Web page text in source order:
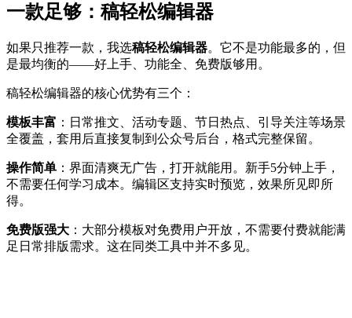
一款足够：稿轻松编辑器
如果只推荐一款，我选稿轻松编辑器。它不是功能最多的，但
是最均衡的——好上手、功能全、免费版够用。
稿轻松编辑器的核心优势有三个：
模板丰富 ：日常推文、活动专题、节日热点、引导关注等场景
全覆盖，套用后直接复制到公众号后台，格式完整保留。
操作简单 ：界面清爽无广告，打开就能用。新手5分钟上手，
不需要任何学习成本。编辑区支持实时预览，效果所见即所
得。
免费版强大 ：大部分模板对免费用户开放，不需要付费就能满
足日常排版需求。这在同类工具中并不多见。